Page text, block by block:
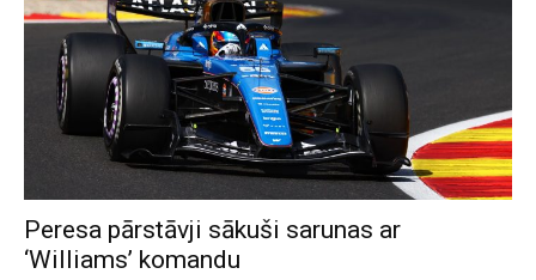
Peresa pārstāvji sākuši sarunas ar
‘Williams’ komandu